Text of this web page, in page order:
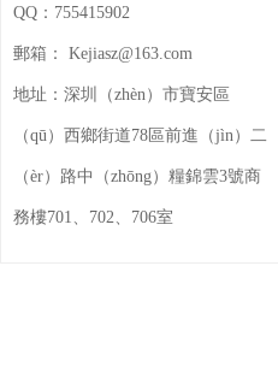
QQ： 755415902
郵箱： Kejiasz@163.com
地址： 深圳（zhèn）市寶安區
（qū）西鄉街道78區前進（jìn）二
（èr）路中（zhōng）糧錦雲3號商
務樓701、702、706室